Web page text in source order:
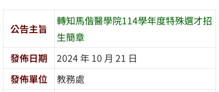
區
公告主旨
轉知馬偕醫學院114學年度特殊選才招
生簡章
發佈日期
2024 年 10 月 21 日
發佈單位
教務處